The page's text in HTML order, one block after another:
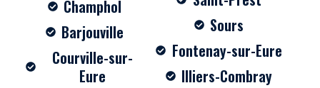
Champhol
Barjouville
Courville-sur-
Eure
Sours
Fontenay-sur-Eure
Illiers-Combray